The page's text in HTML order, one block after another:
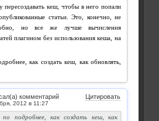
пересоздавать кеш, чтобы в него попали
статьи. Это, конечно, не
но все же лучше вычисления
плагином без использования кеша, на
как создать кеш, как обновлять,
комментарий Цитировать
подробнее, как создать кеш, как